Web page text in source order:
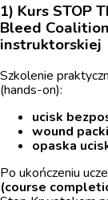
1) Kurs STOP
Bleed
instruktorskiej
Szkolenie
(hands-on):
ucisk
wound
opaska
Po ukończeniu
(course